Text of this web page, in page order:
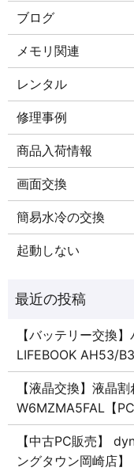
ブログ
メモリ関連
レンタル
修理事例
商品入荷情報
画面交換
簡易水冷の交換
起動しない
【バッテリー交換
LIFEBOOK AH53/
【液晶交換】液晶
W6MZMA5FAL【
【中古PC販売】
ングタウン岡崎店】